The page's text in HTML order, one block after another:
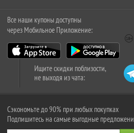
Все наши купоны доступны
через Мобильное Приложение:
Ищите скидки поблизости,
не выходя из чата:
Сэкономьте до 90% при любых покупках
Подпишитесь на самые выгодные